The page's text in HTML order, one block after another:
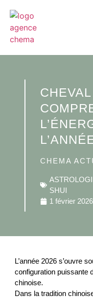
CHEMA
SHUI
1 février 2026
L’année 2026 s’ouvre
configuration puissante
chinoise.
Dans la tradition